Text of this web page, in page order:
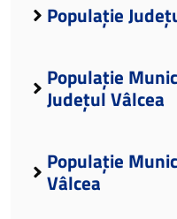
Populație
Populație
Județul Vâlcea
Populație
Vâlcea